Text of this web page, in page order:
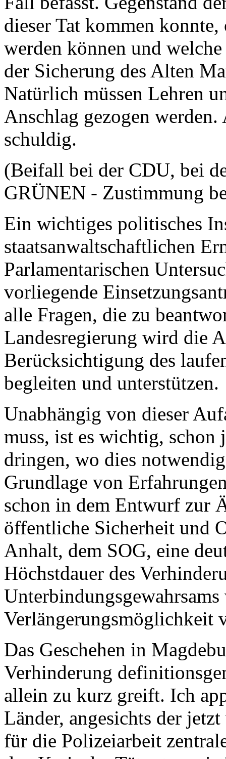
dieser Tat kommen
werden können und
der Sicherung des Alten
Natürlich müssen Lehren
Anschlag gezogen
schuldig.
(Beifall bei der CDU, bei
GRÜNEN - Zustimmung
Ein wichtiges politisches
staatsanwaltschaftlichen
Parlamentarischen
vorliegende
alle Fragen, die zu
Landesregierung wird die
Berücksichtigung des
begleiten und unterstützen.
Unabhängig von dieser
muss, ist es wichtig, schon
dringen, wo dies
Grundlage von
schon in dem Entwurf zur
öffentliche Sicherheit und
Anhalt, dem SOG, eine
Höchstdauer des
Verlängerungsmöglichkeit
Das Geschehen in
Verhinderung
allein zu kurz greift. Ich
Länder, angesichts der
für die Polizeiarbeit